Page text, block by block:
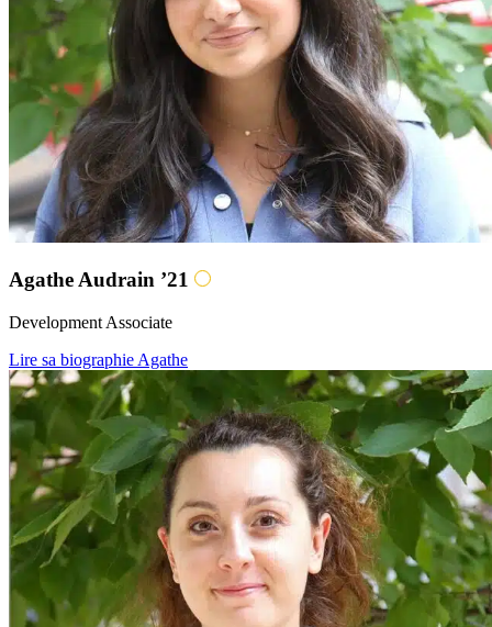
Agathe Audrain ’21
Development Associate
Lire sa biographie Agathe